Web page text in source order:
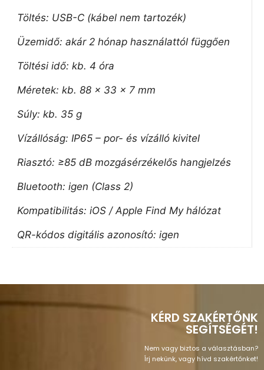
Töltés: USB-C (kábel nem tartozék)
Üzemidő: akár 2 hónap használattól függően
Töltési idő: kb. 4 óra
Méretek: kb. 88 x 33 x 7 mm
Súly: kb. 35 g
Vízállóság: IP65 – por- és vízálló kivitel
Riasztó: ≥85 dB mozgásérzékelős hangjelzés
Bluetooth: igen (Class 2)
Kompatibilitás: iOS / Apple Find My hálózat
QR-kódos digitális azonosító: igen
KÉRD SZAKÉRTŐNK
SEGÍTSÉGÉT!
Nem vagy biztos a választásban?
Írj nekünk, vagy hívd szakértőnket!